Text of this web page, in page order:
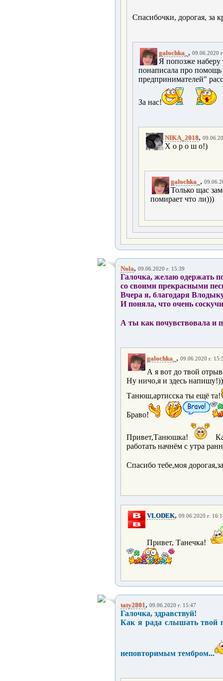
Спасибочки, дорогая, за
galochka_ , 09.06.2020
Я попозже наберу
понаписала про помощь
предпринимателей"
За нас!
NIKA_2018,
Х о р о ш о!)
galochka_ ,
Только щас
помирает что ли)))
Nola, 09.06.2020 г. 15:39
Галочка, желаю одержать
со своими прекрасными
Вчера я, благодаря
И поняла, что очень
А ты как почувствовала
galochka_ , 09.06.2020 г.
А я вот до твой
Ну ничо,я и здесь напишу!))
Танюш,артисска ты ещё та!
Браво!
Привет,Танюшка!
работать начнём с утра
Спасибо тебе,моя
VLODEK, 09.06.2020 г.
Привет, Танечка!
taty2801, 09.06.2020 г. 15:47
Галочка, здравствуй!
Как я рада слышать твой
неповторимым тембром...